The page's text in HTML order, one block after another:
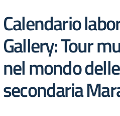
Calendario
Gallery: Tour
nel mondo
secondaria